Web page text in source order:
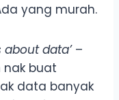
yang murah.
about data’–
buat
data banyak